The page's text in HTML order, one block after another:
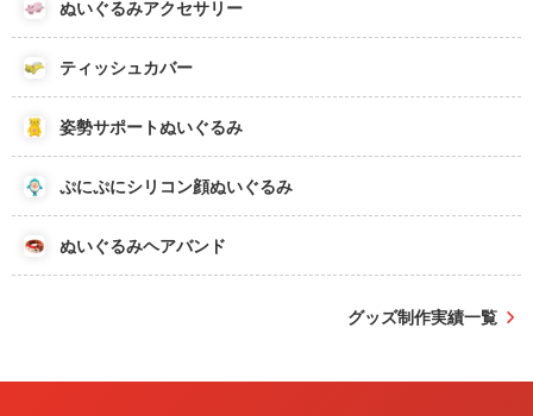
ぬいぐるみアクセサリー
ティッシュカバー
姿勢サポートぬいぐるみ
ぷにぷにシリコン顔ぬいぐるみ
ぬいぐるみヘアバンド
グッズ制作実績一覧